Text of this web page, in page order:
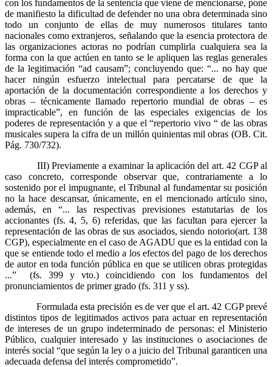
con los fundamentos de la sentencia que viene de mencionarse, pone
de manifiesto la dificultad de defender no una obra determinada sino
todo un conjunto de ellas de muy numerosos titulares tanto
nacionales como extranjeros, señalando que la esencia protectora de
las organizaciones actoras no podrían cumplirla cualquiera sea la
forma con la que actúen en tanto se le apliquen las reglas generales
de la legitimación “ad causam”; concluyendo que: “... no hay que
hacer ningún esfuerzo intelectual para percatarse de que la
aportación de la documentación correspondiente a los derechos y
obras – técnicamente llamado repertorio mundial de obras – es
impracticable”, en función de las especiales exigencias de los
poderes de representación y a que el “repertorio vivo “ de las obras
musicales supera la cifra de un millón quinientas mil obras (OB. Cit.
Pág. 730/732).
III) Previamente a examinar la aplicación del art. 42 CGP al
caso concreto, corresponde observar que, contrariamente a lo
sostenido por el impugnante, el Tribunal al fundamentar su posición
no la hace descansar, únicamente, en el mencionado artículo sino,
además, en “... las respectivas previsiones estatutarias de los
accionantes (fs. 4, 5, 6) referidas, que las facultan para ejercer la
representación de las obras de sus asociados, siendo notorio(art. 138
CGP), especialmente en el caso de AGADU que es la entidad con la
que se entiende todo el medio a los efectos del pago de los derechos
de autor en toda función pública en que se utilicen obras protegidas
...” (fs. 399 y vto.) coincidiendo con los fundamentos del
pronunciamientos de primer grado (fs. 311 y ss).
Formulada esta precisión es de ver que el art. 42 CGP prevé
distintos tipos de legitimados activos para actuar en representación
de intereses de un grupo indeterminado de personas: el Ministerio
Público, cualquier interesado y las instituciones o asociaciones de
interés social “que según la ley o a juicio del Tribunal garanticen una
adecuada defensa del interés comprometido”.